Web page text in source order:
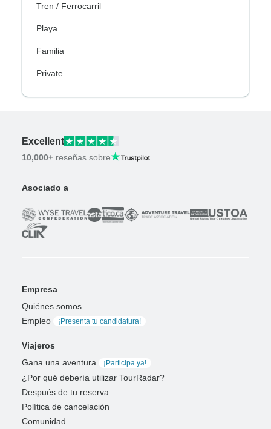
Tren / Ferrocarril
Playa
Familia
Private
Excellent
10,000+ reseñas sobre
Asociado a
Empresa
Quiénes somos
Empleo
¡Presenta tu candidatura!
Viajeros
Gana una aventura
¡Participa ya!
¿Por qué debería utilizar TourRadar?
Después de tu reserva
Política de cancelación
Comunidad